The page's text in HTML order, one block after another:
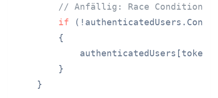
// Anfällig: Race Condition
if
        {
authenticatedUsers[token]
        }
    }